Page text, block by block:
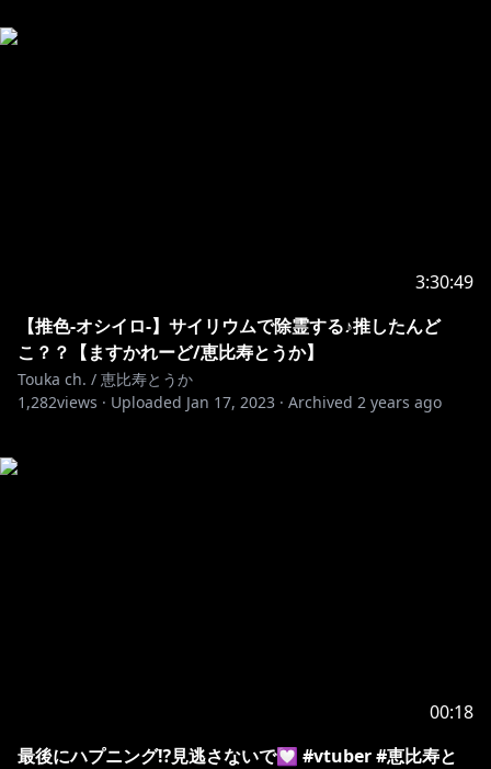
3:30:49
【推色-オシイロ-】サイリウムで除霊する♪推したんど
こ？？【ますかれーど/恵比寿とうか】
Touka ch. / 恵比寿とうか
1,282views · Uploaded Jan 17, 2023 · Archived 2 years ago
00:18
最後にハプニング⁉️見逃さないで💟 #vtuber #恵比寿と